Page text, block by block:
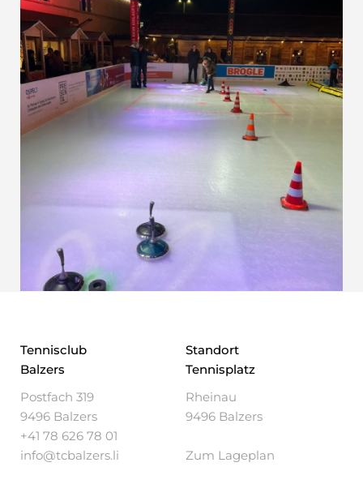
Tennisclub
Balzers
Postfach 319
9496 Balzers
+41 78 626 78 01
info@tcbalzers.li
Standort
Tennisplatz
Rheinau
9496 Balzers
Zum Lageplan